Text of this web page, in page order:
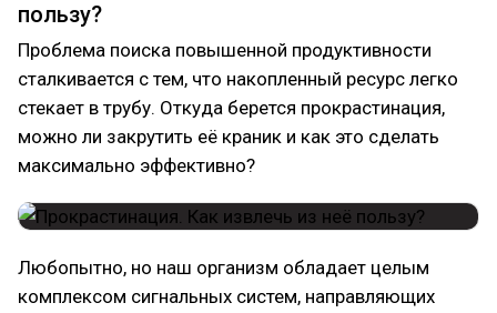
пользу?
Проблема поиска повышенной продуктивности
сталкивается с тем, что накопленный ресурс легко
стекает в трубу. Откуда берется прокрастинация,
можно ли закрутить её краник и как это сделать
максимально эффективно?
Любопытно, но наш организм обладает целым
комплексом сигнальных систем, направляющих